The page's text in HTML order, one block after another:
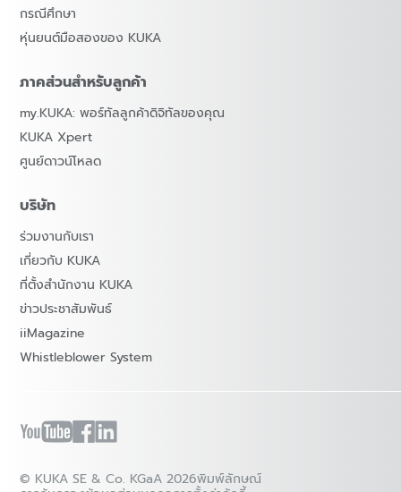
กรณีศึกษา
หุ่นยนต์มือสองของ KUKA
ภาคส่วนสำหรับลูกค้า
my.KUKA: พอร์ทัลลูกค้าดิจิทัลของคุณ
KUKA Xpert
ศูนย์ดาวน์โหลด
บริษัท
ร่วมงานกับเรา
เกี่ยวกับ KUKA
ที่ตั้งสำนักงาน KUKA
ข่าวประชาสัมพันธ์
iiMagazine
Whistleblower System
© KUKA SE & Co. KGaA 2026พิมพ์ลักษณ์